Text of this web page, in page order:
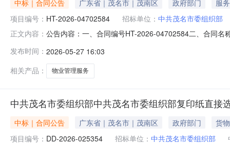
中标｜合同公告 广东省｜茂名市｜茂南区 政府部门
服务
项目编号： HT-2026-04702584 招标单位： 中共茂名市委组织部
正文内容： 公告内容：一、合同编号HT-2026-04702584二、合同
工程有限公司地址：茂名市西粤北路9号大院17号1301
发布时间： 2026-05-27 16:03
相关产品：
物业管理服务
中共茂名市委组织部中共茂名市委组织部复印纸直接
中标｜合同公告 广东省｜茂名市｜茂南区 政府部门
货物
项目编号： DD-2026-025354 招标单位： 中共茂名市委组织部